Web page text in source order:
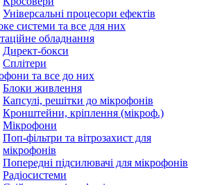
Універсальні процесори ефектів
системи та все для них
обладнання
Директ-бокси
Сплітери
та все до них
Блоки живлення
Капсулі, решітки до мікрофонів
Кронштейни, кріплення (мікроф.)
Мікрофони
Поп-фільтри та вітрозахист для
мікрофонів
Попередні підсилювачі для мікрофонів
Радіосистеми